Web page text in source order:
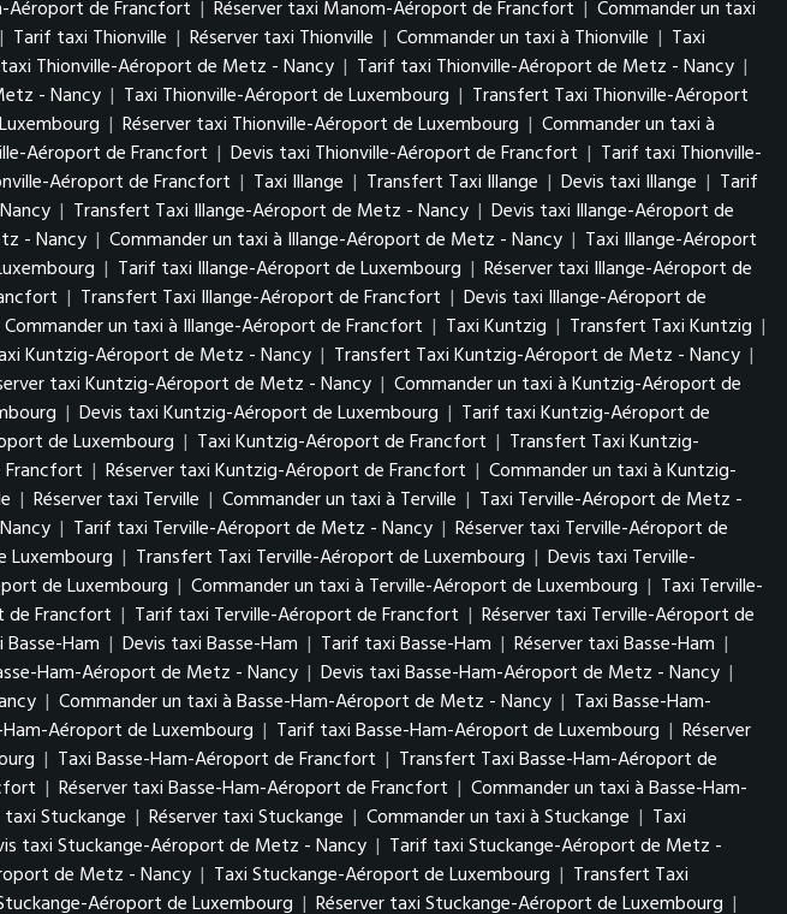
Aéroport de Francfort | Réserver taxi Manom-Aéroport de Francfort | Commander un taxi
| Tarif taxi Thionville | Réserver taxi Thionville | Commander un taxi à Thionville | Taxi
Thionville-Aéroport de Metz - Nancy | Tarif taxi Thionville-Aéroport de Metz - Nancy |
- Nancy | Taxi Thionville-Aéroport de Luxembourg | Transfert Taxi Thionville-Aéroport
| Réserver taxi Thionville-Aéroport de Luxembourg | Commander un taxi à
Aéroport de Francfort | Devis taxi Thionville-Aéroport de Francfort | Tarif taxi Thionville-
Aéroport de Francfort | Taxi Illange | Transfert Taxi Illange | Devis taxi Illange | Tarif
| Transfert Taxi Illange-Aéroport de Metz - Nancy | Devis taxi Illange-Aéroport de
- Nancy | Commander un taxi à Illange-Aéroport de Metz - Nancy | Taxi Illange-Aéroport
| Tarif taxi Illange-Aéroport de Luxembourg | Réserver taxi Illange-Aéroport de
| Transfert Taxi Illange-Aéroport de Francfort | Devis taxi Illange-Aéroport de
Commander un taxi à Illange-Aéroport de Francfort | Taxi Kuntzig | Transfert Taxi Kuntzig |
Kuntzig-Aéroport de Metz - Nancy | Transfert Taxi Kuntzig-Aéroport de Metz - Nancy |
taxi Kuntzig-Aéroport de Metz - Nancy | Commander un taxi à Kuntzig-Aéroport de
| Devis taxi Kuntzig-Aéroport de Luxembourg | Tarif taxi Kuntzig-Aéroport de
de Luxembourg | Taxi Kuntzig-Aéroport de Francfort | Transfert Taxi Kuntzig-
| Réserver taxi Kuntzig-Aéroport de Francfort | Commander un taxi à Kuntzig-
| Réserver taxi Terville | Commander un taxi à Terville | Taxi Terville-Aéroport de Metz -
| Tarif taxi Terville-Aéroport de Metz - Nancy | Réserver taxi Terville-Aéroport de
Luxembourg | Transfert Taxi Terville-Aéroport de Luxembourg | Devis taxi Terville-
de Luxembourg | Commander un taxi à Terville-Aéroport de Luxembourg | Taxi Terville-
de Francfort | Tarif taxi Terville-Aéroport de Francfort | Réserver taxi Terville-Aéroport de
Ham | Devis taxi Basse-Ham | Tarif taxi Basse-Ham | Réserver taxi Basse-Ham |
Ham-Aéroport de Metz - Nancy | Devis taxi Basse-Ham-Aéroport de Metz - Nancy |
| Commander un taxi à Basse-Ham-Aéroport de Metz - Nancy | Taxi Basse-Ham-
Aéroport de Luxembourg | Tarif taxi Basse-Ham-Aéroport de Luxembourg | Réserver
| Taxi Basse-Ham-Aéroport de Francfort | Transfert Taxi Basse-Ham-Aéroport de
| Réserver taxi Basse-Ham-Aéroport de Francfort | Commander un taxi à Basse-Ham-
Stuckange | Réserver taxi Stuckange | Commander un taxi à Stuckange | Taxi
taxi Stuckange-Aéroport de Metz - Nancy | Tarif taxi Stuckange-Aéroport de Metz -
de Metz - Nancy | Taxi Stuckange-Aéroport de Luxembourg | Transfert Taxi
Aéroport de Luxembourg | Réserver taxi Stuckange-Aéroport de Luxembourg |